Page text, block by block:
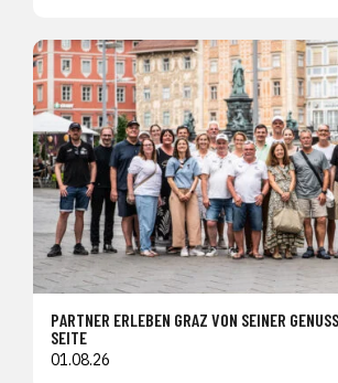
PARTNER ERLEBEN GRAZ VON SEINER
SEITE
01.08.26